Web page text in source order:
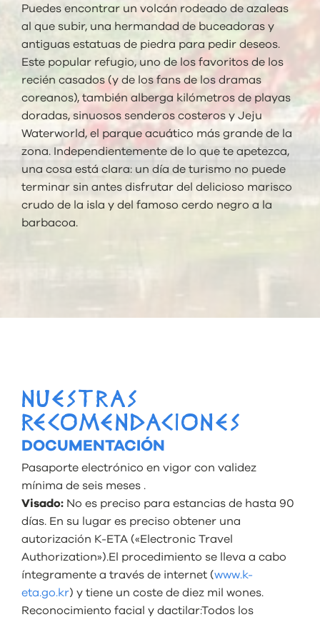
Puedes encontrar un volcán rodeado de azaleas
al que subir, una hermandad de buceadoras y
antiguas estatuas de piedra para pedir deseos.
Este popular refugio, uno de los favoritos de los
recién casados (y de los fans de los dramas
coreanos), también alberga kilómetros de playas
doradas, sinuosos senderos costeros y Jeju
Waterworld, el parque acuático más grande de la
zona. Independientemente de lo que te apetezca,
una cosa está clara: un día de turismo no puede
terminar sin antes disfrutar del delicioso marisco
crudo de la isla y del famoso cerdo negro a la
barbacoa.
NUESTRAS
RECOMENDACIONES
DOCUMENTACIÓN
Pasaporte electrónico en vigor con validez
mínima de seis meses .
Visado: No es preciso para estancias de hasta 90
días. En su lugar es preciso obtener una
autorización K-ETA («Electronic Travel
Authorization»).El procedimiento se lleva a cabo
íntegramente a través de internet (www.k-
eta.go.kr) y tiene un coste de diez mil wones.
Reconocimiento facial y dactilar:Todos los